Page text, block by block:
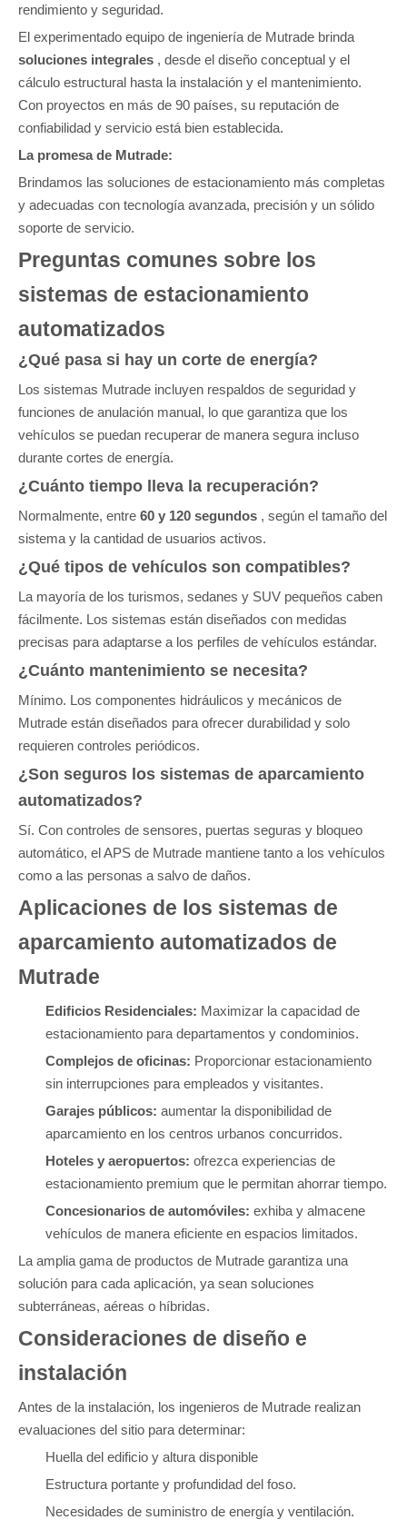
rendimiento y seguridad.
El experimentado equipo de ingeniería de Mutrade brinda
soluciones integrales , desde el diseño conceptual y el
cálculo estructural hasta la instalación y el mantenimiento.
Con proyectos en más de 90 países, su reputación de
confiabilidad y servicio está bien establecida.
La promesa de Mutrade:
Brindamos las soluciones de estacionamiento más completas
y adecuadas con tecnología avanzada, precisión y un sólido
soporte de servicio.
Preguntas comunes sobre los
sistemas de estacionamiento
automatizados
¿Qué pasa si hay un corte de energía?
Los sistemas Mutrade incluyen respaldos de seguridad y
funciones de anulación manual, lo que garantiza que los
vehículos se puedan recuperar de manera segura incluso
durante cortes de energía.
¿Cuánto tiempo lleva la recuperación?
Normalmente, entre 60 y 120 segundos , según el tamaño del
sistema y la cantidad de usuarios activos.
¿Qué tipos de vehículos son compatibles?
La mayoría de los turismos, sedanes y SUV pequeños caben
fácilmente. Los sistemas están diseñados con medidas
precisas para adaptarse a los perfiles de vehículos estándar.
¿Cuánto mantenimiento se necesita?
Mínimo. Los componentes hidráulicos y mecánicos de
Mutrade están diseñados para ofrecer durabilidad y solo
requieren controles periódicos.
¿Son seguros los sistemas de aparcamiento
automatizados?
Sí. Con controles de sensores, puertas seguras y bloqueo
automático, el APS de Mutrade mantiene tanto a los vehículos
como a las personas a salvo de daños.
Aplicaciones de los sistemas de
aparcamiento automatizados de
Mutrade
Edificios Residenciales: Maximizar la capacidad de
estacionamiento para departamentos y condominios.
Complejos de oficinas: Proporcionar estacionamiento
sin interrupciones para empleados y visitantes.
Garajes públicos: aumentar la disponibilidad de
aparcamiento en los centros urbanos concurridos.
Hoteles y aeropuertos: ofrezca experiencias de
estacionamiento premium que le permitan ahorrar tiempo.
Concesionarios de automóviles: exhiba y almacene
vehículos de manera eficiente en espacios limitados.
La amplia gama de productos de Mutrade garantiza una
solución para cada aplicación, ya sean soluciones
subterráneas, aéreas o híbridas.
Consideraciones de diseño e
instalación
Antes de la instalación, los ingenieros de Mutrade realizan
evaluaciones del sitio para determinar:
Huella del edificio y altura disponible
Estructura portante y profundidad del foso.
Necesidades de suministro de energía y ventilación.